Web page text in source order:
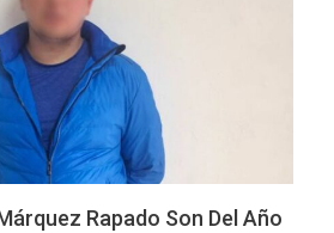
Rapado Son Del Año